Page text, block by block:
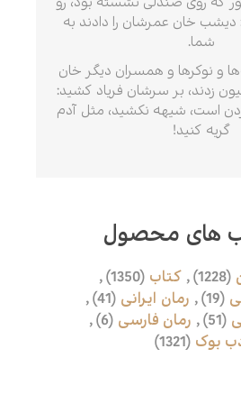
که روی صندلی نشسته بود، رو
دیشب خان عمرشان را دادند به
شما.
و نوکرها و همسران دیگر خان
زدند، بر سرشان فریاد کشید:
است، شیهه نکشید، مثل آدم
گریه کنید!
های محصول
(1228)
, کتاب (1350)
,
(19)
, رمان ایرانی (41)
,
(51)
, رمان فارسی (6)
,
بوک (1321)